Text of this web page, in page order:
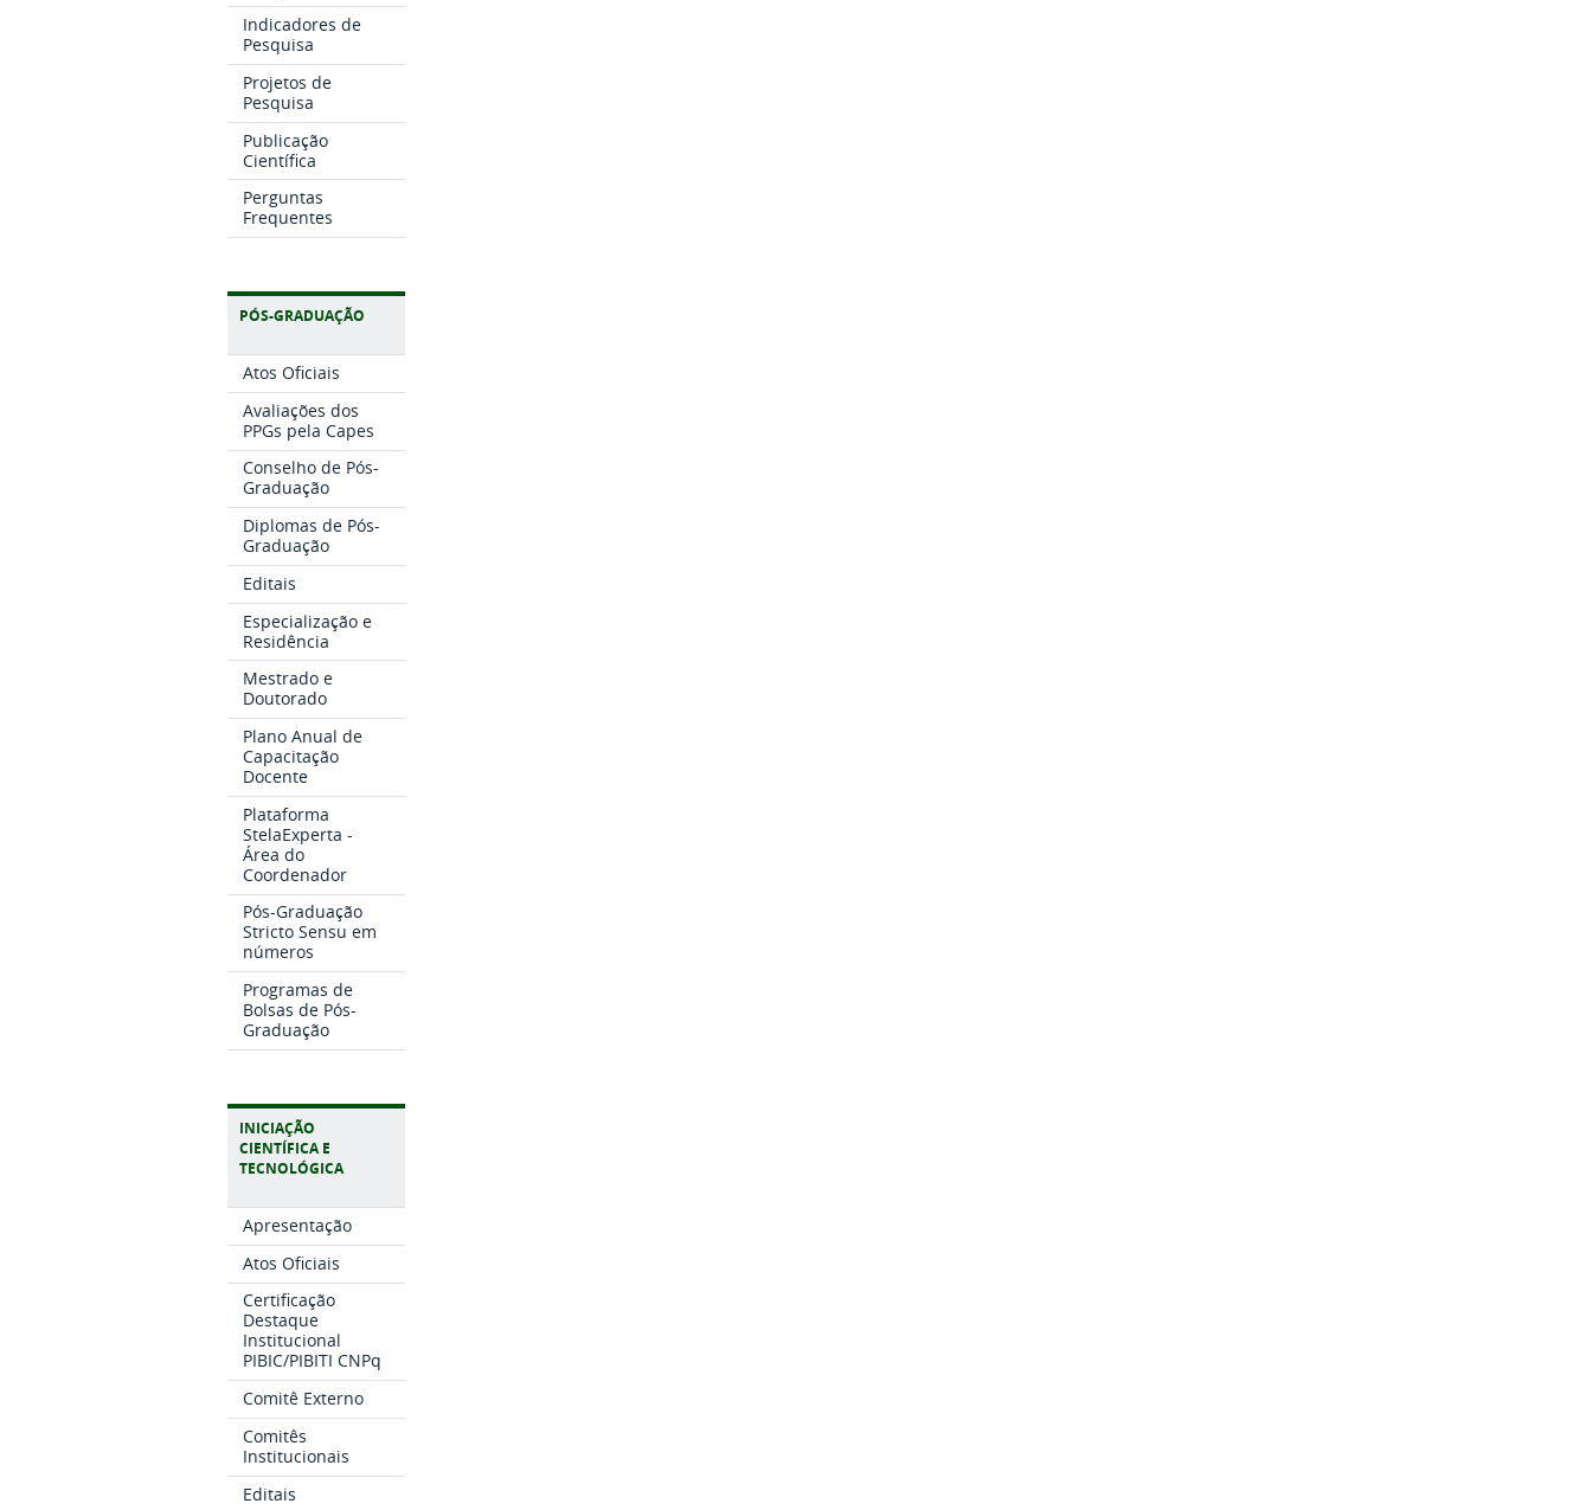
Indicadores de
Pesquisa
Projetos de
Pesquisa
Publicação
Científica
Perguntas
Frequentes
PÓS-GRADUAÇÃO
Atos Oficiais
Avaliações dos
PPGs pela Capes
Conselho de Pós-
Graduação
Diplomas de Pós-
Graduação
Editais
Especialização e
Residência
Mestrado e
Doutorado
Plano Anual de
Capacitação
Docente
Plataforma
StelaExperta -
Área do
Coordenador
Pós-Graduação
Stricto Sensu em
números
Programas de
Bolsas de Pós-
Graduação
INICIAÇÃO
CIENTÍFICA E
TECNOLÓGICA
Apresentação
Atos Oficiais
Certificação
Destaque
Institucional
PIBIC/PIBITI CNPq
Comitê Externo
Comitês
Institucionais
Editais